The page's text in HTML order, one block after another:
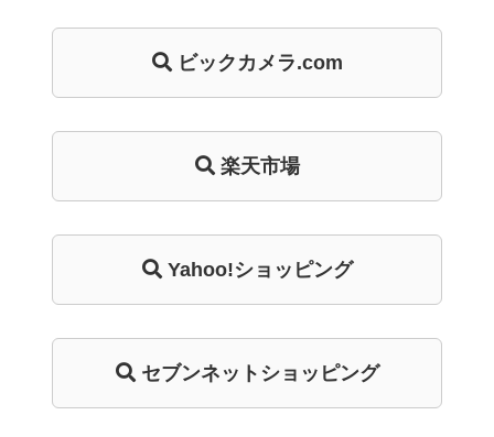
ビックカメラ.com
楽天市場
Yahoo!ショッピング
セブンネットショッピング